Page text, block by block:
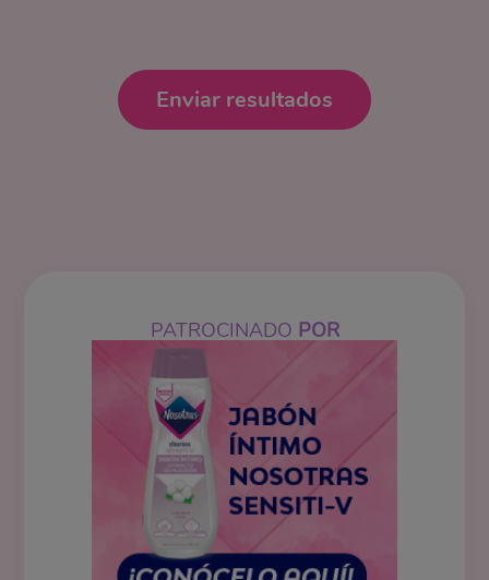
Enviar resultados
PATROCINADO POR